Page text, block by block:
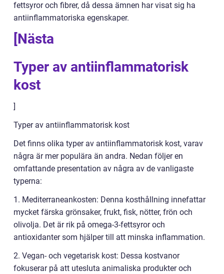
fettsyror och fibrer, då dessa ämnen har visat sig ha
antiinflammatoriska egenskaper.
[Nästa
Typer av antiinflammatorisk
kost
]
Typer av antiinflammatorisk kost
Det finns olika typer av antiinflammatorisk kost, varav
några är mer populära än andra. Nedan följer en
omfattande presentation av några av de vanligaste
typerna:
1. Mediterraneankosten: Denna kosthållning innefattar
mycket färska grönsaker, frukt, fisk, nötter, frön och
olivolja. Det är rik på omega-3-fettsyror och
antioxidanter som hjälper till att minska inflammation.
2. Vegan- och vegetarisk kost: Dessa kostvanor
fokuserar på att utesluta animaliska produkter och